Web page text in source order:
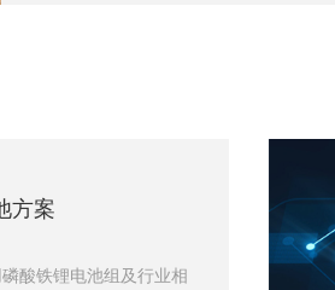
方案
酸铁锂电池组及行业相